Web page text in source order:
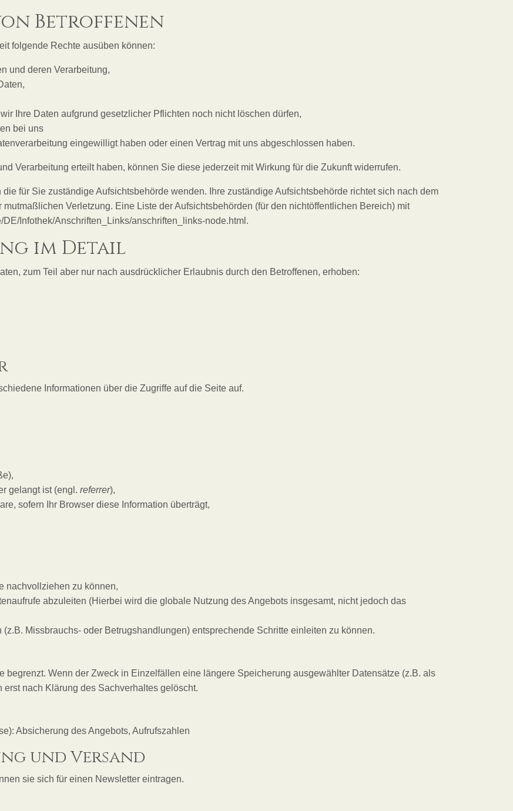
Betroffenen
folgende Rechte ausüben können:
und deren Verarbeitung,
Ihre Daten aufgrund gesetzlicher Pflichten noch nicht löschen dürfen,
bei uns
eingewilligt haben oder einen Vertrag mit uns abgeschlossen haben.
Verarbeitung erteilt haben, können Sie diese jederzeit mit Wirkung für die Zukunft widerrufen.
für Sie zuständige Aufsichtsbehörde wenden. Ihre zuständige Aufsichtsbehörde richtet sich nach dem
Verletzung. Eine Liste der Aufsichtsbehörden (für den nichtöffentlichen Bereich) mit
Infothek/Anschriften_Links/anschriften_links-node.html.
im Detail
zum Teil aber nur nach ausdrücklicher Erlaubnis durch den Betroffenen, erhoben:
Informationen über die Zugriffe auf die Seite auf.
gelangt ist (engl. referrer),
sofern Ihr Browser diese Information überträgt,
nachvollziehen zu können,
abzuleiten (Hierbei wird die globale Nutzung des Angebots insgesamt, nicht jedoch das
Missbrauchs- oder Betrugshandlungen) entsprechende Schritte einleiten zu können.
begrenzt. Wenn der Zweck in Einzelfällen eine längere Speicherung ausgewählter Datensätze (z.B. als
nach Klärung des Sachverhaltes gelöscht.
Absicherung des Angebots, Aufrufszahlen
und Versand
sie sich für einen Newsletter eintragen.